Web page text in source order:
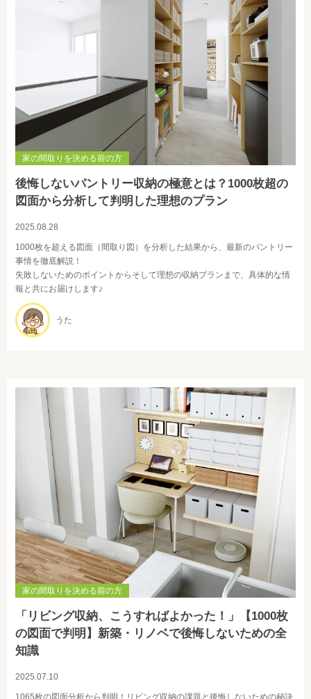
家の間取りを決める前の方
後悔しないパントリー収納の極意とは？1000枚超の
図面から分析して判明した理想のプラン
2025.08.28
1000枚を超える図面（間取り図）を分析した結果から、最新のパントリー
事情を徹底解説！
失敗しないためのポイントからそして理想の収納プランまで、具体的な情
報と共にお届けします♪
うた
家の間取りを決める前の方
「リビング収納、こうすればよかった！」【1000枚
の図面で判明】新築・リノベで後悔しないための全
知識
2025.07.10
1065枚の図面分析から判明！リビング収納の課題と後悔しないための秘訣